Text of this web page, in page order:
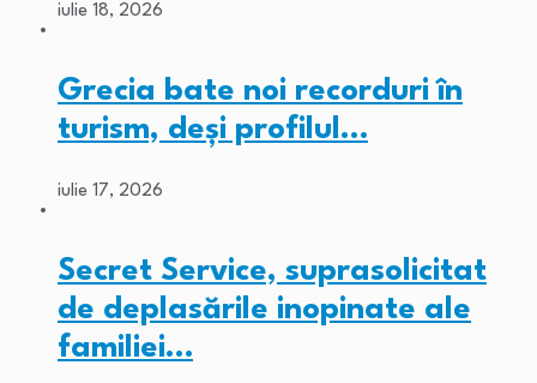
iulie 18, 2026
Grecia bate noi recorduri în
turism, deși profilul…
iulie 17, 2026
Secret Service, suprasolicitat
de deplasările inopinate ale
familiei…